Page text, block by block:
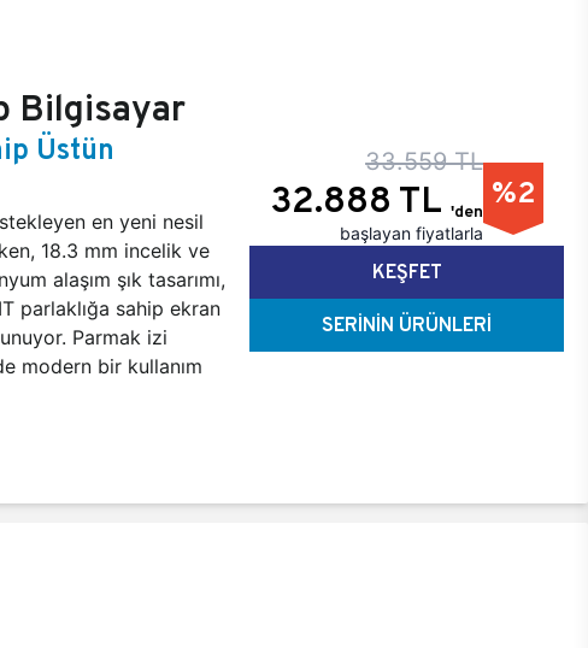
Bilgisayar
Üstün
en yeni nesil
18.3 mm incelik ve
alaşım şık tasarımı,
parlaklığa sahip ekran
Parmak izi
modern bir kullanım
33.559 TL
32.888 TL'den
başlayan fiyatlarla
%2
KEŞFET
SERİNİN ÜRÜNLERİ